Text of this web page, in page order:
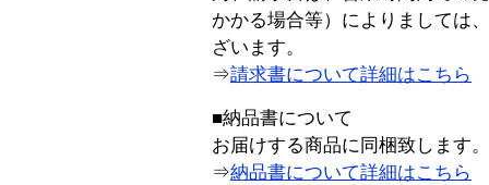
かかる場合等）によりましては
ざいます。
⇒請求書について詳細はこちら
■納品書について
お届けする商品に同梱致します。
⇒納品書について詳細はこちら